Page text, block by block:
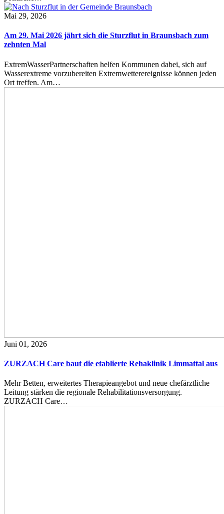
Mai 29, 2026
Am 29. Mai 2026 jährt sich die Sturzflut in Braunsbach zum
zehnten Mal
ExtremWasserPartnerschaften helfen Kommunen dabei, sich auf
Wasserextreme vorzubereiten Extremwetterereignisse können jeden
Ort treffen. Am…
Juni 01, 2026
ZURZACH Care baut die etablierte Rehaklinik Limmattal aus
Mehr Betten, erweitertes Therapieangebot und neue chefärztliche
Leitung stärken die regionale Rehabilitationsversorgung.
ZURZACH Care…